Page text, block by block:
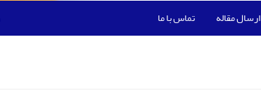
ارسال مقاله تماس با ما